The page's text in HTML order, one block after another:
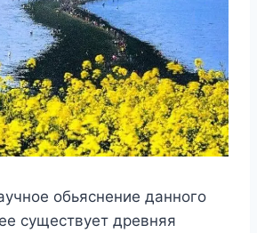
обьяснение данного
существует древняя